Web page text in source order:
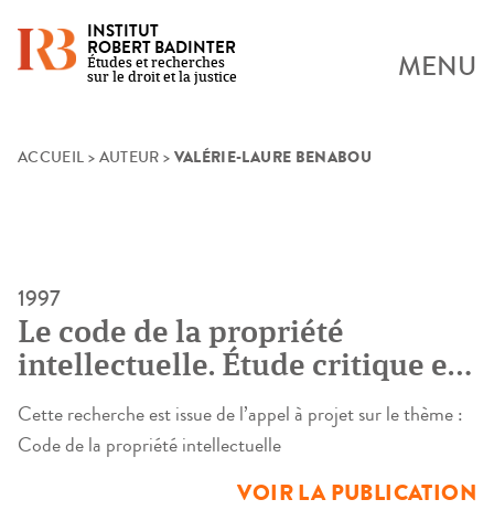
Skip
INSTITUT
ROBERT BADINTER
Études et recherches
sur le droit et la justice
MENU
ACCUEIL > AUTEUR > VALÉRIE-LAURE BENABOU
1997
Le code de la propriété
intellectuelle. Étude critique et
prospective
Cette recherche est issue de l’appel à projet sur le thème :
Code de la propriété intellectuelle
VOIR LA PUBLICATION